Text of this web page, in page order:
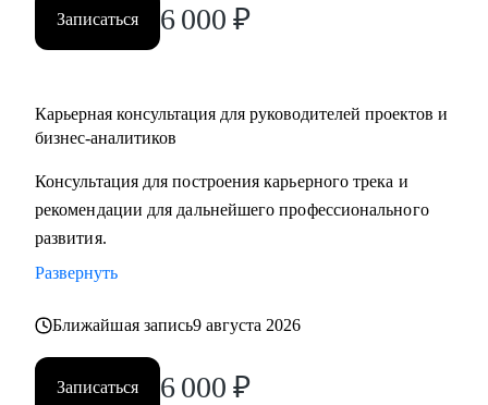
Записаться 6 000 ₽
Карьерная консультация для руководителей проектов и
бизнес-аналитиков
Консультация для построения карьерного трека и
рекомендации для дальнейшего профессионального
развития.
Развернуть
Ближайшая запись9 августа 2026
Записаться 6 000 ₽